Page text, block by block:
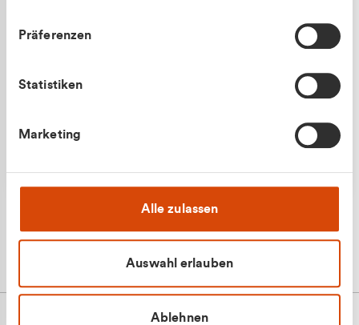
Präferenzen
Statistiken
Marketing
Alle zulassen
Auswahl erlauben
Ablehnen